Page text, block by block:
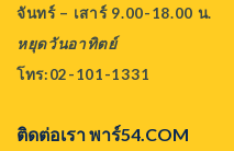
จันทร์ – เสาร์ 9.00-18.00 น.
หยุดวันอาทิตย์
โทร:02-101-1331
ติดต่อเรา พาร์54.COM